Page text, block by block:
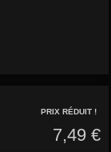
PRIX RÉDUIT !
7,49 €